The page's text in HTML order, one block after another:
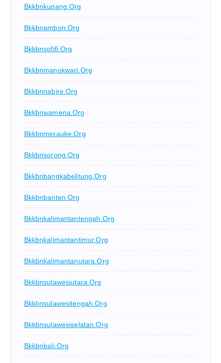
Bkkbnkupang.org
Bkkbnambon.org
Bkkbnsofifi.org
Bkkbnmanokwari.org
Bkkbnnabire.org
Bkkbnwamena.org
Bkkbnmerauke.org
Bkkbnsorong.org
Bkkbnbangkabelitung.org
Bkkbnbanten.org
Bkkbnkalimantantengah.org
Bkkbnkalimantantimur.org
Bkkbnkalimantanutara.org
Bkkbnsulawesiutara.org
Bkkbnsulawesitengah.org
Bkkbnsulawesiselatan.org
Bkkbnbali.org